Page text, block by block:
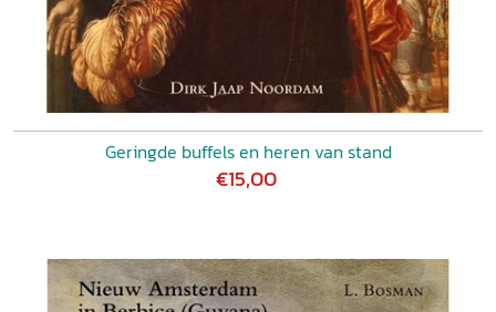
Geringde buffels en heren van stand
€15,00